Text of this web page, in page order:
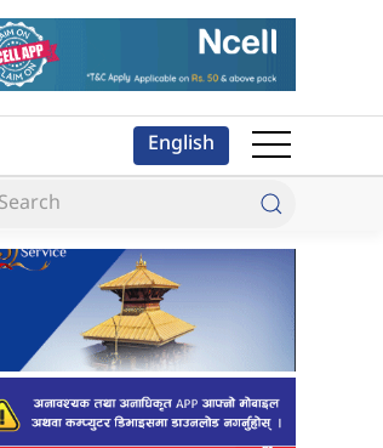
English